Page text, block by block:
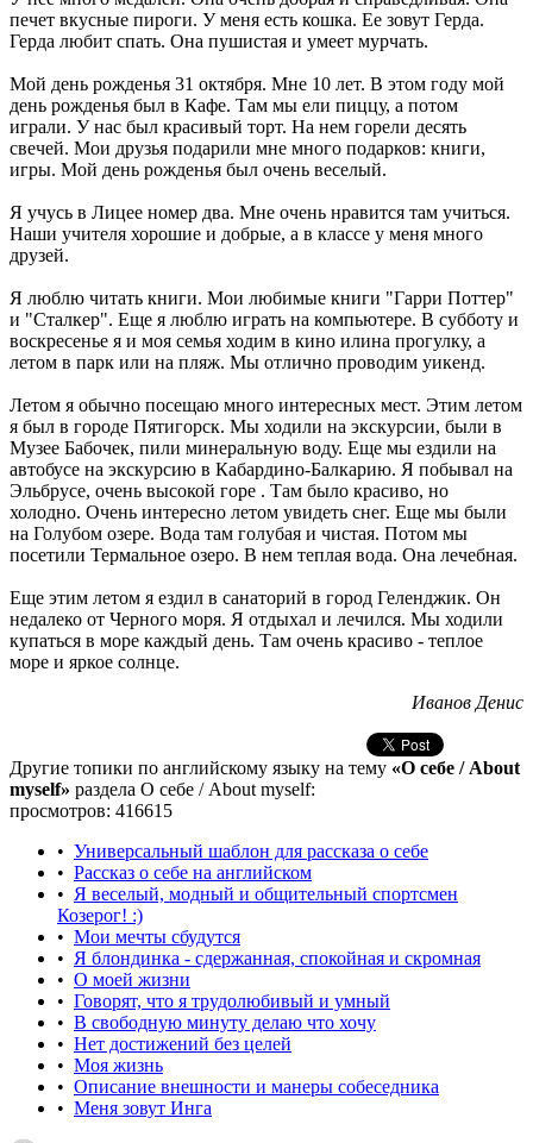
печет вкусные пироги. У меня есть кошка. Ее зовут Герда.
Герда любит спать. Она пушистая и умеет мурчать.
Мой день рожденья 31 октября. Мне 10 лет. В этом году мой
день рожденья был в Кафе. Там мы ели пиццу, а потом
играли. У нас был красивый торт. На нем горели десять
свечей. Мои друзья подарили мне много подарков: книги,
игры. Мой день рожденья был очень веселый.
Я учусь в Лицее номер два. Мне очень нравится там учиться.
Наши учителя хорошие и добрые, а в классе у меня много
друзей.
Я люблю читать книги. Мои любимые книги "Гарри Поттер"
и "Сталкер". Еще я люблю играть на компьютере. В субботу и
воскресенье я и моя семья ходим в кино илина прогулку, а
летом в парк или на пляж. Мы отлично проводим уикенд.
Летом я обычно посещаю много интересных мест. Этим летом
я был в городе Пятигорск. Мы ходили на экскурсии, были в
Музее Бабочек, пили минеральную воду. Еще мы ездили на
автобусе на экскурсию в Кабардино-Балкарию. Я побывал на
Эльбрусе, очень высокой горе . Там было красиво, но
холодно. Очень интересно летом увидеть снег. Еще мы были
на Голубом озере. Вода там голубая и чистая. Потом мы
посетили Термальное озеро. В нем теплая вода. Она лечебная.
Еще этим летом я ездил в санаторий в город Геленджик. Он
недалеко от Черного моря. Я отдыхал и лечился. Мы ходили
купаться в море каждый день. Там очень красиво - теплое
море и яркое солнце.
Иванов Денис
Другие топики по английскому языку на тему «О себе / About
myself» раздела О себе / About myself:
просмотров: 416615
• Универсальный шаблон для рассказа о себе
• Рассказ о себе на английском
• Я веселый, модный и общительный спортсмен
Козерог! :)
• Мои мечты сбудутся
• Я блондинка - сдержанная, спокойная и скромная
• О моей жизни
• Говорят, что я трудолюбивый и умный
• В свободную минуту делаю что хочу
• Нет достижений без целей
• Моя жизнь
• Описание внешности и манеры собеседника
• Меня зовут Инга